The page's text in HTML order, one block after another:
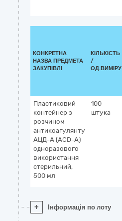
КОНКРЕТНА
НАЗВА ПРЕДМЕТА
ЗАКУПІВЛІ
КІЛЬКІСТЬ
/
ОД.ВИМІРУ
Пластиковий
контейнер з
розчином
антикоагулянту
АЦД-А (ACD-A)
одноразового
використання
стерильний,
500 мл
100
штука
+ Інформація по лоту